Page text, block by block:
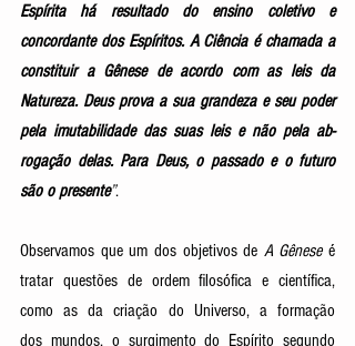
Espírita há resultado do ensino coletivo e
concordante dos Espíritos. A Ciência é chamada a
constituir a Gênese de acordo com as leis da
Natureza. Deus prova a sua grandeza e seu poder
pela imutabilidade das suas leis e não pela ab-
rogação delas. Para Deus, o passado e o futuro
são o presente”.
Observamos que um dos objetivos de A Gênese é
tratar questões de ordem filosófica e científica,
como as da criação do Universo, a formação
dos mundos, o surgimento do Espírito segundo